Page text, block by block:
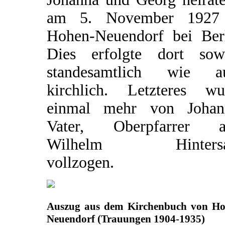
am 5. November
Hohen-Neuendorf bei
Dies erfolgte dort
standesamtlich wie
kirchlich. Letzteres
einmal mehr von
Vater, Oberpfarrer
Wilhelm
vollzogen.
Auszug aus dem Kirchenbuch von
Neuendorf (Trauungen 1904-1935)